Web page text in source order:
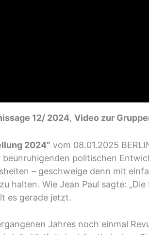
12/ 2024, Video zur
2024“ vom 08.01.2025
politischen
– geschweige denn mit
halten. Wie Jean Paul sagte:
es gerade jetzt.
Jahres noch einmal